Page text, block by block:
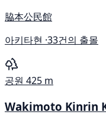
脇本公民館
아키타현 ·33건의 출몰
공원 425 m
Wakimoto Kinrin